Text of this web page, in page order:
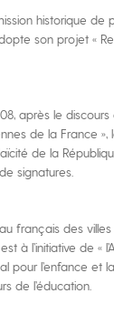
historique de
son projet «
après le discours
de la France
de la
signatures.
français des
à l’initiative de «
pour l’enfance et
de l’éducation.